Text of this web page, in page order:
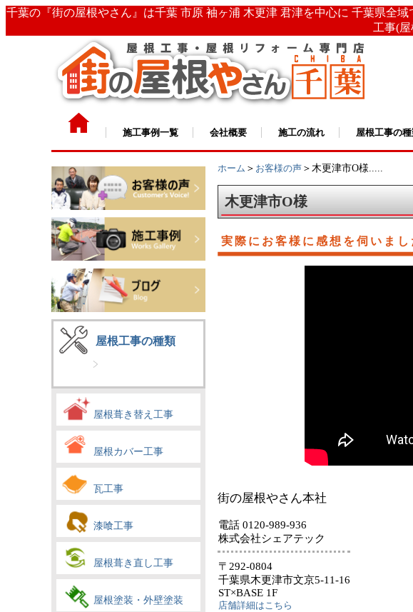
千葉の『街の屋根やさん』は千葉 市原 袖ヶ浦 木更津 君津を中心に 千葉県全
工事(
施工事例一覧 会社概要 施工の流れ 屋根工事の
屋根工事の種類
屋根葺き替え工事
屋根カバー工事
瓦工事
漆喰工事
屋根葺き直し工事
屋根塗装・外壁塗装
ホーム ＞ お客様の声 ＞木更津市O様.....
木更津市O様
実際にお客様に感想を伺いまし
街の屋根やさん本社
電話 0120-989-936
株式会社シェアテック
〒292-0804
千葉県木更津市文京5-11-16
ST×BASE 1F
店舗詳細はこちら